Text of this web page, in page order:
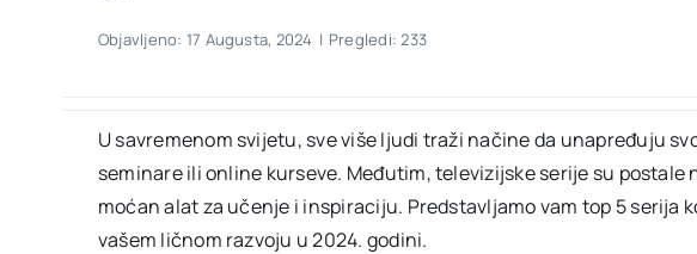
Objavljeno: 17 Augusta, 2024 | Pregledi: 233
U savremenom svijetu, sve više ljudi traži načine da unapređuju
seminare ili online kurseve. Međutim, televizijske serije su postale
moćan alat za učenje i inspiraciju. Predstavljamo vam top 5 serija
vašem ličnom razvoju u 2024. godini.